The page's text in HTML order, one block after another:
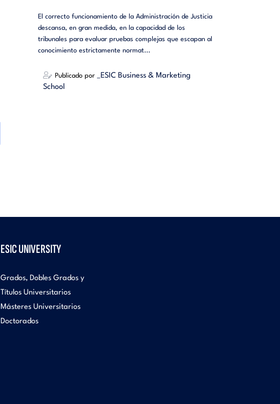
El correcto funcionamiento de la Administración de Justicia
descansa, en gran medida, en la capacidad de los
tribunales para evaluar pruebas complejas que escapan al
conocimiento estrictamente normat...
Publicado por _ESIC Business & Marketing
School
ESIC UNIVERSITY
Grados, Dobles Grados y
Títulos Universitarios
Másteres Universitarios
Doctorados